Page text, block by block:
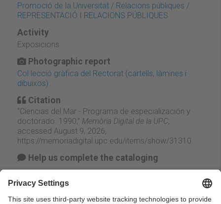
Promoció de la Universitat / Relacions públiques /
REPRESENTACIÓ I RELACIONS PÚBLIQUES
Activity
Exposicions
Photographic report
Col·lecció gràfica del Rectorat (cartells, làmines i
dibuixos)
Citation
“Ciencias del Mar - Programa de especialización y
doctorado. 1990,” Memòria Digital de la UPC,
accessed August 9, 2026,
https://memoriadigital.upc.edu/items/show/31310
Help us complete the cataloging
Suggest change